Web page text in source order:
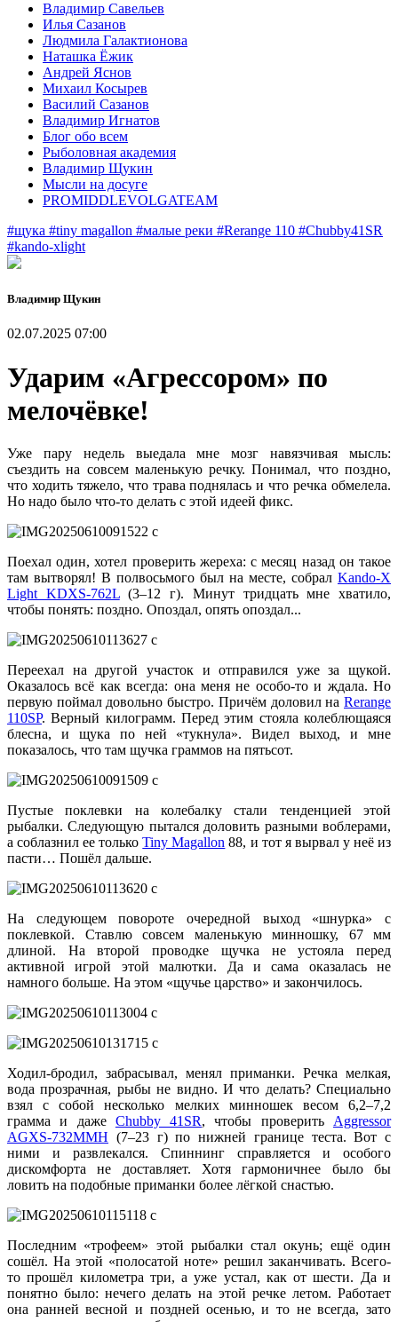
Владимир Савельев
Илья Сазанов
Людмила Галактионова
Наташка Ёжик
Андрей Яснов
Михаил Косырев
Василий Сазанов
Владимир Игнатов
Блог обо всем
Рыболовная академия
Владимир Щукин
Мысли на досуге
PROMIDDLEVOLGATEAM
#щука #tiny magallon #малые реки #Rerange 110 #Chubby41SR
#kando-xlight
Владимир Щукин
02.07.2025 07:00
Ударим «Агрессором» по
мелочёвке!
Уже пару недель выедала мне мозг навязчивая мысль:
съездить на совсем маленькую речку. Понимал, что поздно,
что ходить тяжело, что трава поднялась и что речка обмелела.
Но надо было что-то делать с этой идеей фикс.
Поехал один, хотел проверить жереха: с месяц назад он такое
там вытворял! В полвосьмого был на месте, собрал Kando-X
Light KDXS-762L(3–12 г). Минут тридцать мне хватило,
чтобы понять: поздно. Опоздал, опять опоздал...
Переехал на другой участок и отправился уже за щукой.
Оказалось всё как всегда: она меня не особо-то и ждала. Но
первую поймал довольно быстро. Причём доловил на Rerange
110SP. Верный килограмм. Перед этим стояла колеблющаяся
блесна, и щука по ней «тукнула». Видел выход, и мне
показалось, что там щучка граммов на пятьсот.
Пустые поклевки на колебалку стали тенденцией этой
рыбалки. Следующую пытался доловить разными воблерами,
а соблазнил ее толькоTiny Magallon 88, и тот я вырвал у неё из
пасти… Пошёл дальше.
На следующем повороте очередной выход «шнурка» с
поклевкой. Ставлю совсем маленькую минношку, 67 мм
длиной. На второй проводке щучка не устояла перед
активной игрой этой малютки. Да и сама оказалась не
намного больше. На этом «щучье царство» и закончилось.
Ходил-бродил, забрасывал, менял приманки. Речка мелкая,
вода прозрачная, рыбы не видно. И что делать? Специально
взял с собой несколько мелких минношек весом 6,2–7,2
грамма и даже Chubby 41SR, чтобы проверить Aggressor
AGXS-732MMH (7–23 г) по нижней границе теста. Вот с
ними и развлекался. Спиннинг справляется и особого
дискомфорта не доставляет. Хотя гармоничнее было бы
ловить на подобные приманки более лёгкой снастью.
Последним «трофеем» этой рыбалки стал окунь; ещё один
сошёл. На этой «полосатой ноте» решил заканчивать. Всего-
то прошёл километра три, а уже устал, как от шести. Да и
понятно было: нечего делать на этой речке летом. Работает
она ранней весной и поздней осенью, и то не всегда, зато